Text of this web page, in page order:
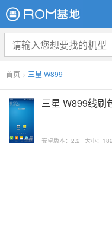
首页 > 三星 W899
三星 W899线刷
安卓版本：2.2 大小：